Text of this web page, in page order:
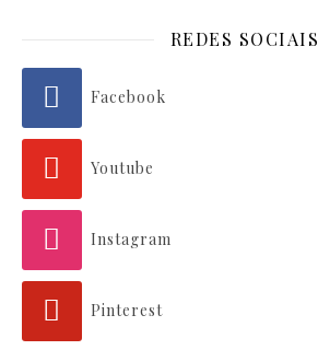
REDES SOCIAIS
Facebook
Youtube
Instagram
Pinterest